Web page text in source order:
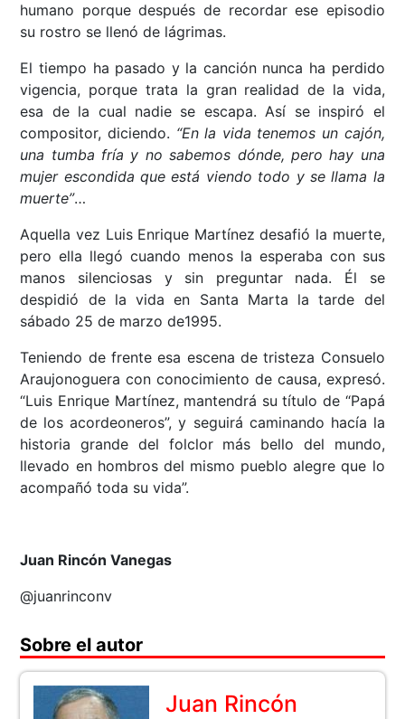
humano porque después de recordar ese episodio
su rostro se llenó de lágrimas.
El tiempo ha pasado y la canción nunca ha perdido
vigencia, porque trata la gran realidad de la vida,
esa de la cual nadie se escapa. Así se inspiró el
compositor, diciendo. “En la vida tenemos un cajón,
una tumba fría y no sabemos dónde, pero hay una
mujer escondida que está viendo todo y se llama la
muerte”…
Aquella vez Luis Enrique Martínez desafió la muerte,
pero ella llegó cuando menos la esperaba con sus
manos silenciosas y sin preguntar nada. Él se
despidió de la vida en Santa Marta la tarde del
sábado 25 de marzo de1995.
Teniendo de frente esa escena de tristeza Consuelo
Araujonoguera con conocimiento de causa, expresó.
“Luis Enrique Martínez, mantendrá su título de “Papá
de los acordeoneros”, y seguirá caminando hacía la
historia grande del folclor más bello del mundo,
llevado en hombros del mismo pueblo alegre que lo
acompañó toda su vida”.
Juan Rincón Vanegas
@juanrinconv
Sobre el autor
Juan Rincón